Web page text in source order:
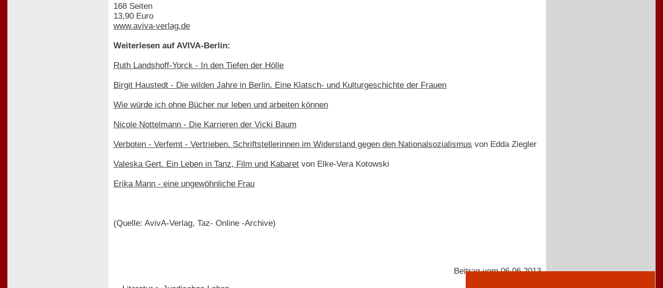
168 Seiten
13,90 Euro
www.aviva-verlag.de
Weiterlesen auf AVIVA-Berlin:
Ruth Landshoff-Yorck - In den Tiefen der Hölle
Birgit Haustedt - Die wilden Jahre in Berlin. Eine Klatsch- und Kulturgeschichte der Frauen
Wie würde ich ohne Bücher nur leben und arbeiten können
Nicole Nottelmann - Die Karrieren der Vicki Baum
Verboten - Verfemt - Vertrieben. Schriftstellerinnen im Widerstand gegen den Nationalsozialismus von Edda Ziegler
Valeska Gert. Ein Leben in Tanz, Film und Kabaret von Elke-Vera Kotowski
Erika Mann - eine ungewöhnliche Frau
(Quelle: AvivA-Verlag, Taz- Online -Archive)
Beitrag vom 06.06.2013